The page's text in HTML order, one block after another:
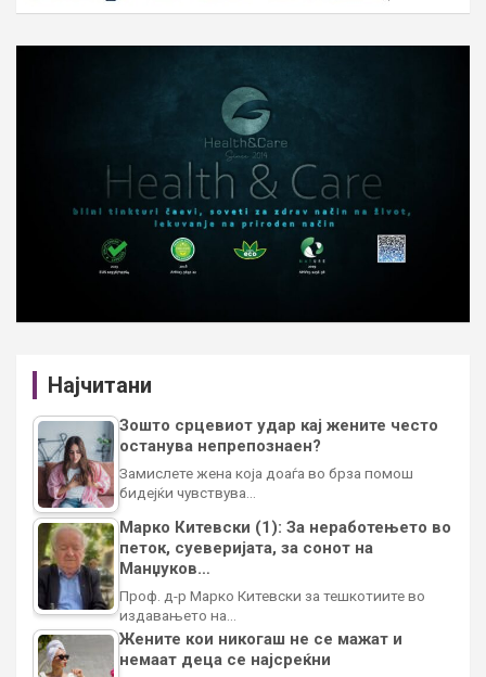
Најчитани
Зошто срцевиот удар кај жените често
останува непрепознаен?
Замислете жена која доаѓа во брза помош
бидејќи чувствува…
Марко Китевски (1): За неработењето во
петок, суеверијата, за сонот на
Манџуков…
Проф. д-р Марко Китевски за тешкотиите во
издавањето на…
Жените кои никогаш не се мажат и
немаат деца се најсреќни